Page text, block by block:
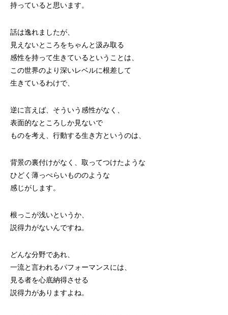
持っていると思います。
話は逸れましたが、
見えないところをちゃんと汲み取る
感性を持って生きているということは、
この世界のより深いレベルに根差して
生きているわけで、
逆に言えば、そういう感性がなく、
表面的なところしか見ないで
ものを考え、行動する生き方というのは、
背景の裏付けがなく、取ってつけたような
ひどく薄っぺらいもののような
感じがします。
根っこが浅いというか、
説得力がないんですね。
どんな分野であれ、
一流と言われるパフォーマンスには、
見る者を心底納得させる
説得力がありますよね。